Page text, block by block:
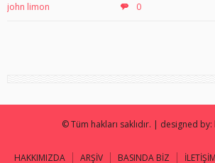
john limon 0
© Tüm hakları saklıdır. | designed by:
HAKKIMIZDA ARŞİV BASINDA BİZ İLETİŞİM